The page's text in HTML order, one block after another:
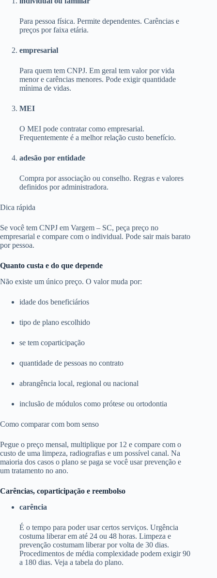
Para pessoa física. Permite dependentes. Carências e
preços por faixa etária.
empresarial
Para quem tem CNPJ. Em geral tem valor por vida
menor e carências menores. Pode exigir quantidade
mínima de vidas.
MEI
O MEI pode contratar como empresarial.
Frequentemente é a melhor relação custo benefício.
adesão por entidade
Compra por associação ou conselho. Regras e valores
definidos por administradora.
Dica rápida
Se você tem CNPJ em Vargem – SC, peça preço no
empresarial e compare com o individual. Pode sair mais barato
por pessoa.
Quanto custa e do que depende
Não existe um único preço. O valor muda por:
idade dos beneficiários
tipo de plano escolhido
se tem coparticipação
quantidade de pessoas no contrato
abrangência local, regional ou nacional
inclusão de módulos como prótese ou ortodontia
Como comparar com bom senso
Pegue o preço mensal, multiplique por 12 e compare com o
custo de uma limpeza, radiografias e um possível canal. Na
maioria dos casos o plano se paga se você usar prevenção e
um tratamento no ano.
Carências, coparticipação e reembolso
carência
É o tempo para poder usar certos serviços. Urgência
costuma liberar em até 24 ou 48 horas. Limpeza e
prevenção costumam liberar por volta de 30 dias.
Procedimentos de média complexidade podem exigir 90
a 180 dias. Veja a tabela do plano.